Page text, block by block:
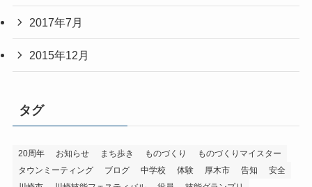
2017年7月
2015年12月
タグ
20周年 お知らせ まち歩き ものづくり
ものづくりマイスター
タウンミーティング
ブログ 中学校 体験 厚木市 告知
安全